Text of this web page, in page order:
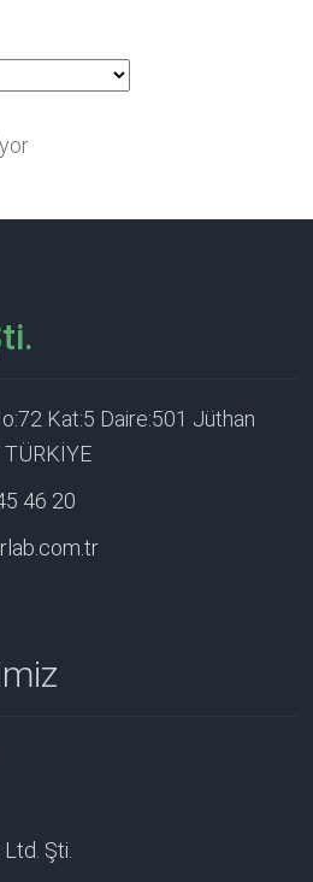
Kat:5 Daire:501 Jüthan
46 20
Şti.